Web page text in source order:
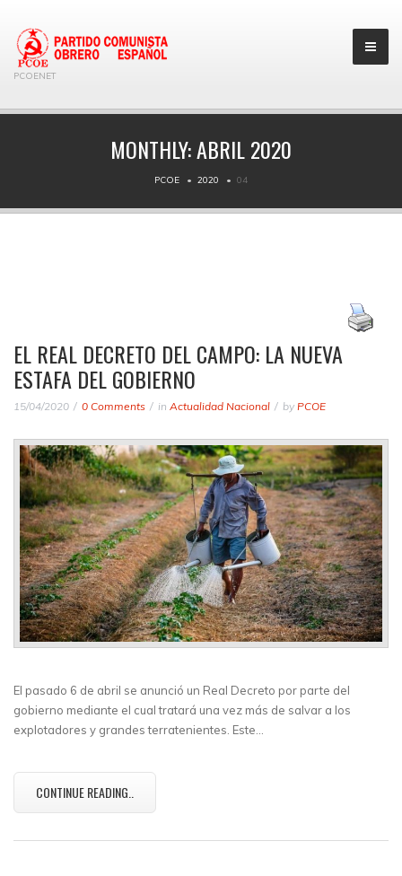
PCOENET
MONTHLY:ABRIL 2020
PCOE 2020 04
EL REAL DECRETO DEL CAMPO: LA NUEVA
ESTAFA DEL GOBIERNO
15/04/2020 0 Comments in Actualidad Nacional by PCOE
El pasado 6 de abril se anunció un Real Decreto por parte del
gobierno mediante el cual tratará una vez más de salvar a los
explotadores y grandes terratenientes. Este…
CONTINUE READING..